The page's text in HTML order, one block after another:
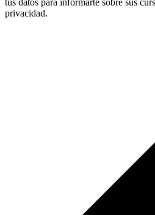
tus datos para informarte sobre sus
privacidad.